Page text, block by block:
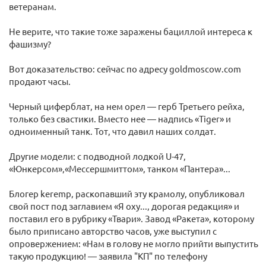
ветеранам.
Не верите, что такие тоже заражены бациллой интереса к
фашизму?
Вот доказательство: сейчас по адресу goldmoscow.com
продают часы.
Черный циферблат, на нем орел — герб Третьего рейха,
только без свастики. Вместо нее — надпись «Тiger» и
одноименный танк. Тот, что давил наших солдат.
Другие модели: с подводной лодкой U-47,
«Юнкерсом»,«Мессершмиттом», танком «Пантера»...
Блогер keremp, раскопавший эту крамолу, опубликовал
свой пост под заглавием «Я оху..., дорогая редакция» и
поставил его в рубрику «Твари». Завод «Ракета», которому
было приписано авторство часов, уже выступил с
опровержением: «Нам в голову не могло прийти выпустить
такую продукцию! — заявила "КП" по телефону